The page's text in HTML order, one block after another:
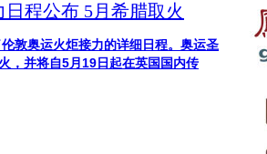
程公布 5月希腊取火
敦奥运火炬接力的详细日程。奥运圣
，并将自5月19日起在英国国内传